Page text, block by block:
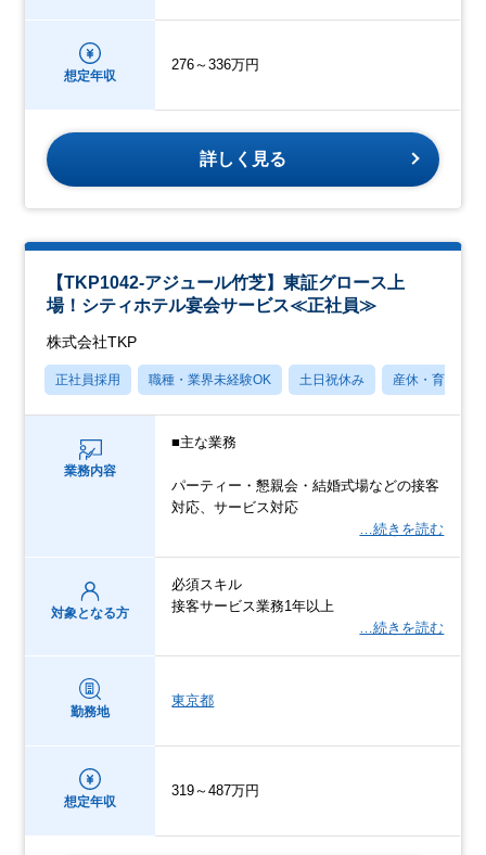
想定年収
276～336万円
詳しく見る
【TKP1042-アジュール竹芝】東証グロース上
場！シティホテル宴会サービス≪正社員≫
株式会社TKP
正社員採用 職種・業界未経験OK 土日祝休み 産休・育休あり
業務内容
■主な業務
パーティー・懇親会・結婚式場などの接客
対応、サービス対応
…続きを読む
対象となる方
必須スキル
接客サービス業務1年以上
…続きを読む
勤務地
東京都
想定年収
319～487万円